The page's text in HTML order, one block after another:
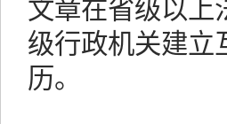
文章在省级以上
级行政机关建立
历。